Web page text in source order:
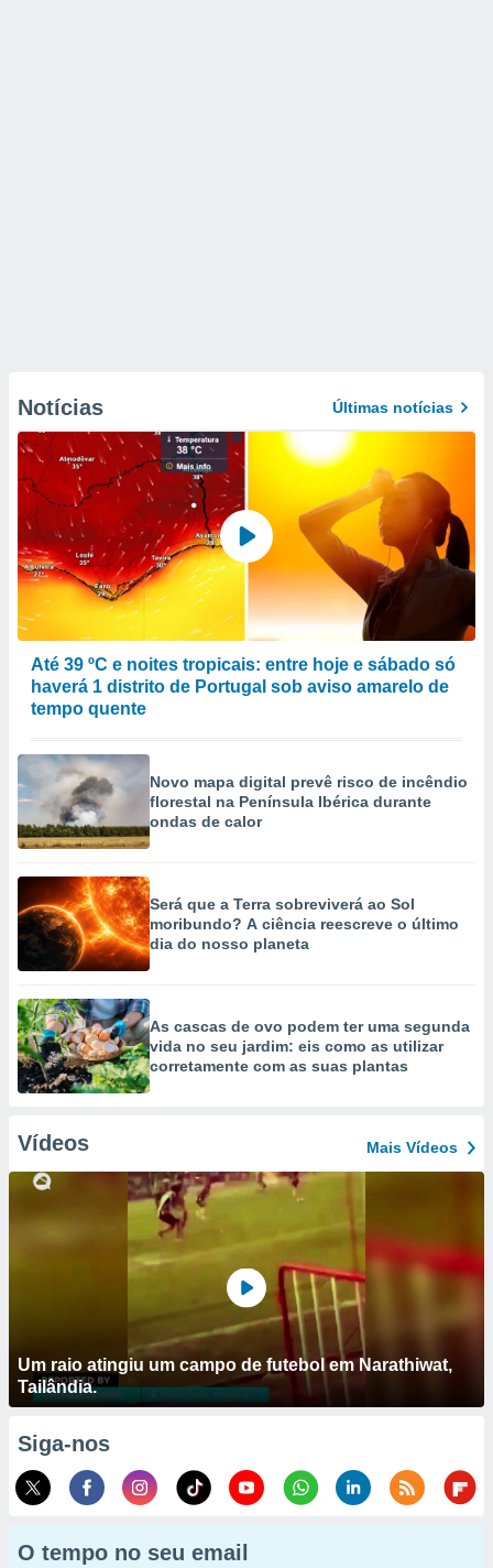
Notícias Últimas notícias
Até 39 ºC e noites tropicais: entre hoje e sábado só
haverá 1 distrito de Portugal sob aviso amarelo de
tempo quente
Novo mapa digital prevê risco de incêndio
florestal na Península Ibérica durante
ondas de calor
Será que a Terra sobreviverá ao Sol
moribundo? A ciência reescreve o último
dia do nosso planeta
As cascas de ovo podem ter uma segunda
vida no seu jardim: eis como as utilizar
corretamente com as suas plantas
Vídeos Mais Vídeos
Um raio atingiu um campo de futebol em Narathiwat,
Tailândia.
Siga-nos
O tempo no seu email